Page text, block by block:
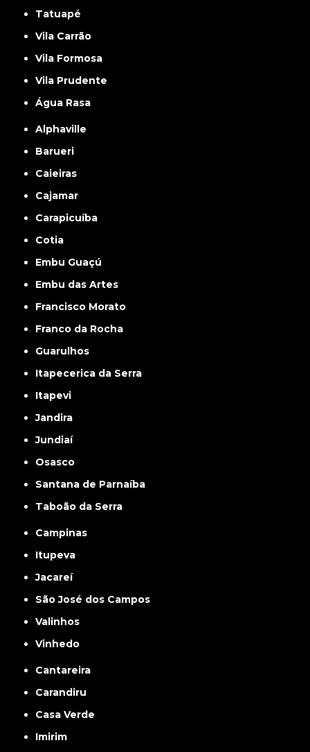
Tatuapé
Vila Carrão
Vila Formosa
Vila Prudente
Água Rasa
Alphaville
Barueri
Caieiras
Cajamar
Carapicuíba
Cotia
Embu Guaçú
Embu das Artes
Francisco Morato
Franco da Rocha
Guarulhos
Itapecerica da Serra
Itapevi
Jandira
Jundiaí
Osasco
Santana de Parnaíba
Taboão da Serra
Campinas
Itupeva
Jacareí
São José dos Campos
Valinhos
Vinhedo
Cantareira
Carandiru
Casa Verde
Imirim